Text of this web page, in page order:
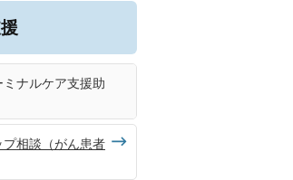
ナルケア支援助
相談（がん患者